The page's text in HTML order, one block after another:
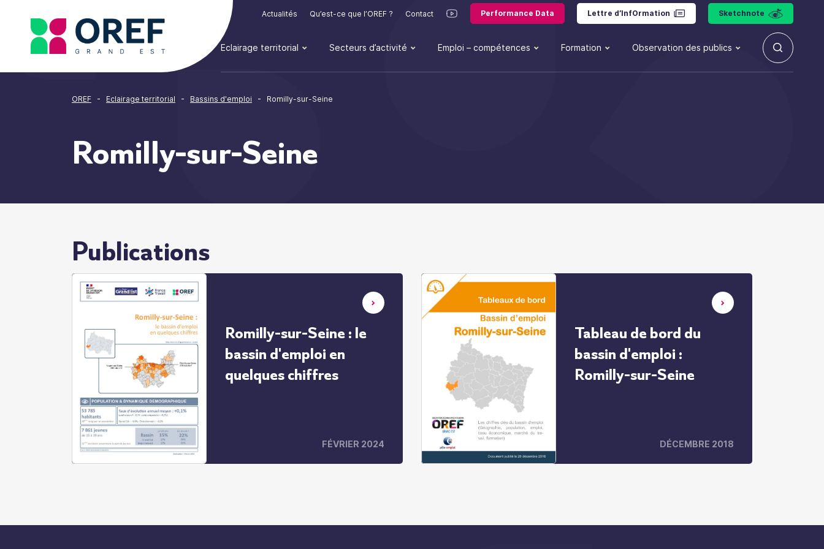
Actualités Qu’est-ce que l’OREF ? Contact Performance Data Lettre d’InfOrmation Sketchnote
Eclairage territorial Secteurs d’activité Emploi – compétences Formation Observation des publics
OREF - Eclairage territorial - Bassins d'emploi - Romilly-sur-Seine
Romilly-sur-Seine
Publications
Romilly-sur-Seine : le
bassin d'emploi en
quelques chiffres
FÉVRIER 2024
Tableau de bord du
bassin d'emploi :
Romilly-sur-Seine
DÉCEMBRE 2018